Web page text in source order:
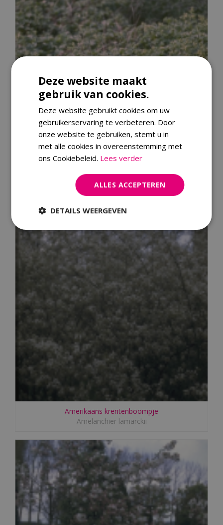
Alpiene vrouwenmantel
Alchemilla alpina
Amerikaans krentenboompje
Amelanchier lamarckii
Deze website maakt
gebruik van cookies.
Deze website gebruikt cookies om uw
gebruikerservaring te verbeteren. Door
onze website te gebruiken, stemt u in
met alle cookies in overeenstemming met
ons Cookiebeleid. Lees verder
ALLES ACCEPTEREN
DETAILS WEERGEVEN